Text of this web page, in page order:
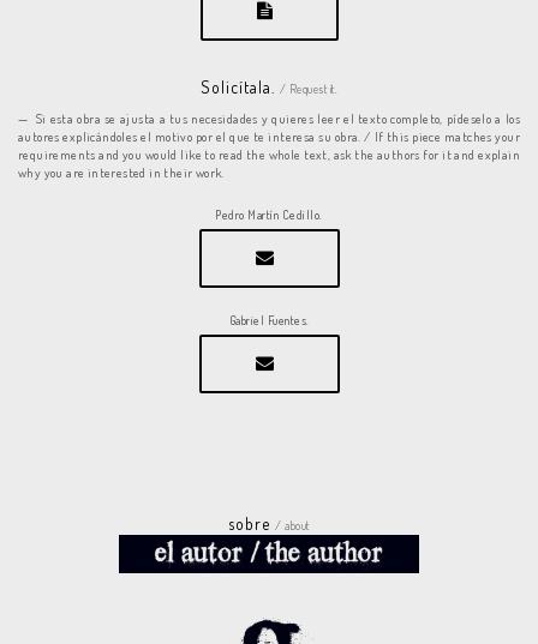
Solicítala. / Request it.
Si esta obra se ajusta a tus necesidades y quieres leer el texto completo, pídeselo a los
autores explicándoles el motivo por el que te interesa su obra. / If this piece matches your
requirements and you would like to read the whole text, ask the authors for it and explain
why you are interested in their work.
Pedro Martín Cedillo.
Gabriel Fuentes.
sobre/ about